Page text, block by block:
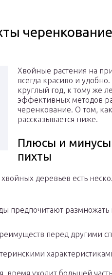
Хвойные растения на
всегда красиво и
круглый год, к тому же
эффективных методов
черенкование. О том,
рассказывается ниже.
Плюсы и минусы
пихты
деревьев есть
предпочитают
перед другими
время уходит большей